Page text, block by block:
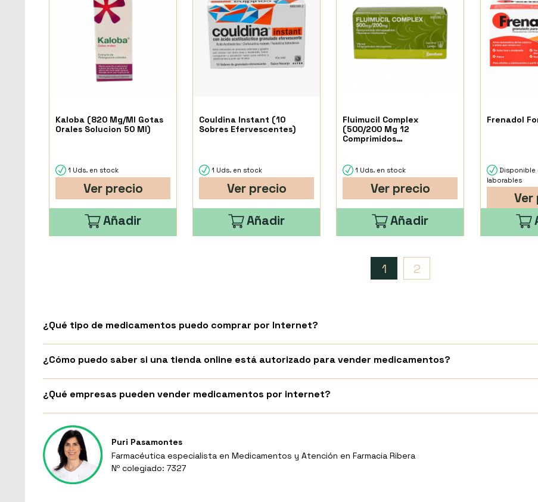
Kaloba (820 Mg/Ml Gotas
Orales Solucion 50 Ml)
1 Uds. en stock
Ver precio
Añadir
Couldina Instant (10
Sobres Efervescentes)
1 Uds. en stock
Ver precio
Añadir
Fluimucil Complex
(500/200 Mg 12
Comprimidos
1 Uds. en stock
Ver precio
Añadir
Frenadol
Disponible
laborables
Ver
1 2
¿Qué tipo de medicamentos puedo comprar por Internet?
¿Cómo puedo saber si una tienda online está autorizado para vender medicamentos?
¿Qué empresas pueden vender medicamentos por internet?
Puri Pasamontes
Farmacéutica especialista en Medicamentos y Atención en Farmacia Ribera
Nº colegiado: 7327